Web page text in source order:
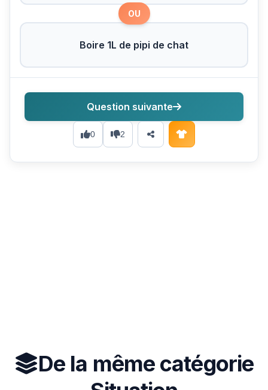
OU
Boire 1L de pipi de chat
0 2
Question suivante
De la même catégorie